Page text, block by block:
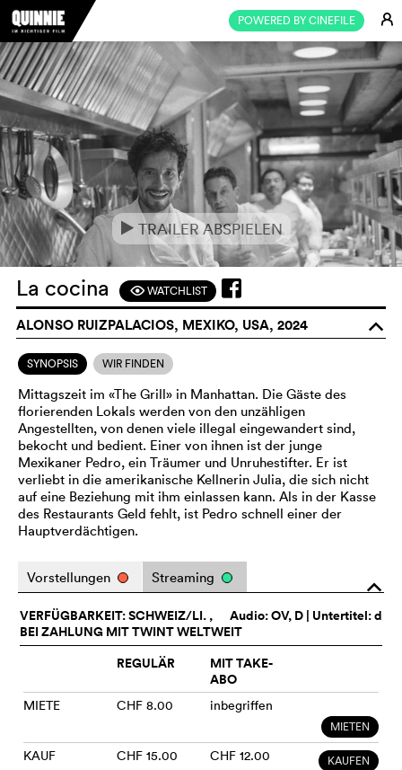
POWERED BY CINEFILE E
e TRAILER ABSPIELEN
La cocina FWATCHLIST
ALONSO RUIZPALACIOS, MEXIKO, USA, 2024 o
SYNOPSIS WIR FINDEN
Mittagszeit im «The Grill» in Manhattan. Die Gäste des
florierenden Lokals werden von den unzähligen
Angestellten, von denen viele illegal eingewandert sind,
bekocht und bedient. Einer von ihnen ist der junge
Mexikaner Pedro, ein Träumer und Unruhestifter. Er ist
verliebt in die amerikanische Kellnerin Julia, die sich nicht
auf eine Beziehung mit ihm einlassen kann. Als in der Kasse
des Restaurants Geld fehlt, ist Pedro schnell einer der
Hauptverdächtigen.
o
Vorstellungen Streaming
Audio:OV, D | Untertitel: d
VERFÜGBARKEIT: SCHWEIZ/LI. ,
BEI ZAHLUNG MIT TWINT WELTWEIT
REGULÄR
MIT TAKE-
ABO
MIETE CHF 8.00 inbegriffen
MIETEN
KAUF CHF 15.00 CHF 12.00 KAUFEN